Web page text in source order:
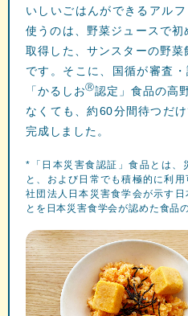
いしいごはんができるアル
使うのは、野菜ジュースで
取得した、サンスターの野菜
です。そこに、国循が審査
「かるしおⓇ認定」食品の高
なくても、約60分間待つだ
完成しました。
*「日本災害食認証」食品とは、
と、および日常でも積極的に利
社団法人日本災害食学会が示す
とを日本災害食学会が認めた食品